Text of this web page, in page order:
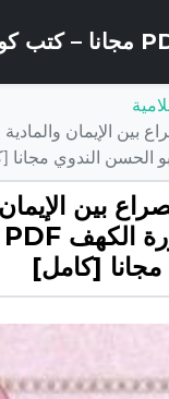
بين الإيمان
بين
[كامل]